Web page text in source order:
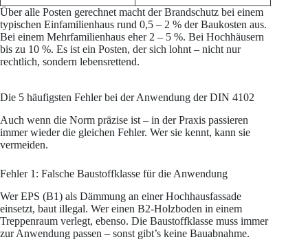
Über alle Posten gerechnet macht der Brandschutz bei einem
typischen Einfamilienhaus rund 0,5 – 2 % der Baukosten aus.
Bei einem Mehrfamilienhaus eher 2 – 5 %. Bei Hochhäusern
bis zu 10 %. Es ist ein Posten, der sich lohnt – nicht nur
rechtlich, sondern lebensrettend.
Die 5 häufigsten Fehler bei der Anwendung der DIN 4102
Auch wenn die Norm präzise ist – in der Praxis passieren
immer wieder die gleichen Fehler. Wer sie kennt, kann sie
vermeiden.
Fehler 1: Falsche Baustoffklasse für die Anwendung
Wer EPS (B1) als Dämmung an einer Hochhausfassade
einsetzt, baut illegal. Wer einen B2-Holzboden in einem
Treppenraum verlegt, ebenso. Die Baustoffklasse muss immer
zur Anwendung passen – sonst gibt’s keine Bauabnahme.